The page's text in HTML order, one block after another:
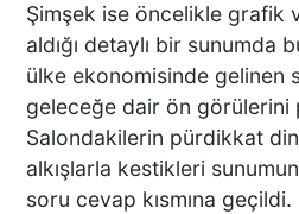
Şimşek ise öncelikle grafik
aldığı detaylı bir sunumda
ülke ekonomisinde gelinen
geleceğe dair ön görülerini
Salondakilerin pürdikkat
alkışlarla kestikleri
soru cevap kısmına